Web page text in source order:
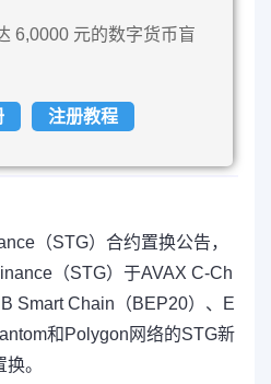
6,0000 元的数字货币盲
注册教程
（STG）合约置换公告，
（STG）于AVAX C-Ch
Smart Chain（BEP20）、E
和Polygon网络的STG新
。